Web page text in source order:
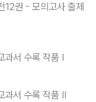
12권 - 모의고사 출제
서 수록 작품 Ⅰ
과서 수록 작품 Ⅱ